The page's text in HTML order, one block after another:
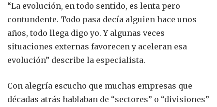
“La evolución, en todo sentido, es lenta pero
contundente. Todo pasa decía alguien hace unos
años, todo llega digo yo. Y algunas veces
situaciones externas favorecen y aceleran esa
evolución” describe la especialista.
Con alegría escucho que muchas empresas que
décadas atrás hablaban de “sectores” o “divisiones”